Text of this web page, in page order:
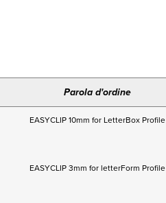
Parola d'ordine
EASYCLIP 10mm for LetterBox Profile
EASYCLIP 3mm for letterForm Profile